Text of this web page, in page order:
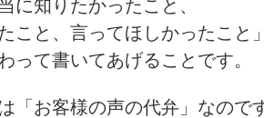
に知りたかったこと、
こと、言ってほしかったこと
って書いてあげることです。
「お客様の声の代弁」なので